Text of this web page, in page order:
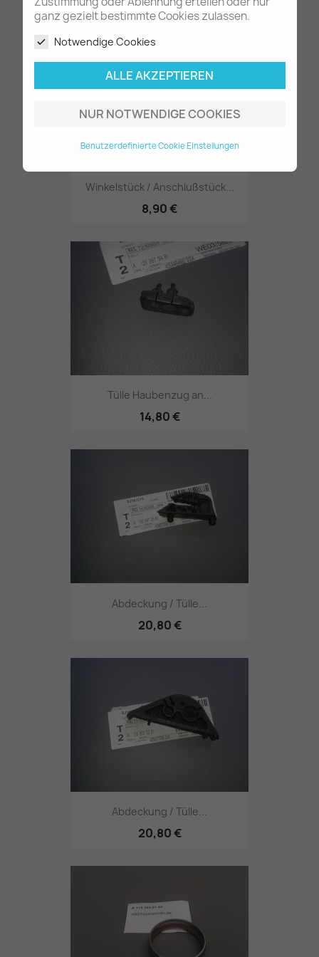
ganz gezielt bestimmte Cookies zulassen.
Notwendige Cookies
ALLE AKZEPTIEREN
NUR NOTWENDIGE COOKIES
Benutzerdefinierte Cookie Einstellungen
Winkelstück / Anschlußstück...
8,90 €
Tülle Haubenzug an...
14,80 €
Abdeckung / Tülle...
20,80 €
Abdeckung / Tülle...
20,80 €